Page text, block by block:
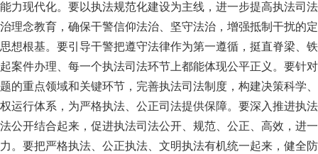
能力现代化。要以执法规范化建设为主线，进一步提高执法司
治理念教育，确保干警信仰法治、坚守法治，增强抵制干扰的
思想根基。要引导干警把遵守法律作为第一遵循，挺直脊梁、
起案件办理、每一个执法司法环节上都能体现公平正义。要针
题的重点领域和关键环节，完善执法司法制度，构建决策科学
权运行体系，为严格执法、公正司法提供保障。要深入推进执
法公开结合起来，促进执法司法公开、规范、公正、高效，进
力。要把严格执法、公正执法、文明执法有机统一起来，健全